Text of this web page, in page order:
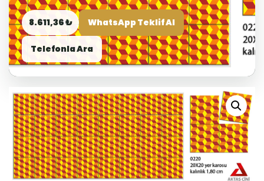
8.611,36 ₺ WhatsApp Teklif Al
Telefonla Ara